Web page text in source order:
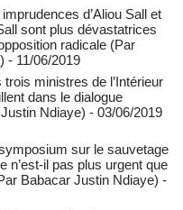
d’Aliou Sall et
sont plus dévastatrices
radicale (Par
- 11/06/2019
ministres de l’Intérieur
dans le dialogue
Ndiaye) - 03/06/2019
sur le sauvetage
n’est-il pas plus urgent que
Babacar Justin Ndiaye) -